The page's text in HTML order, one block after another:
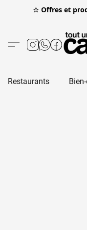
☆ Offres et
Restaurants